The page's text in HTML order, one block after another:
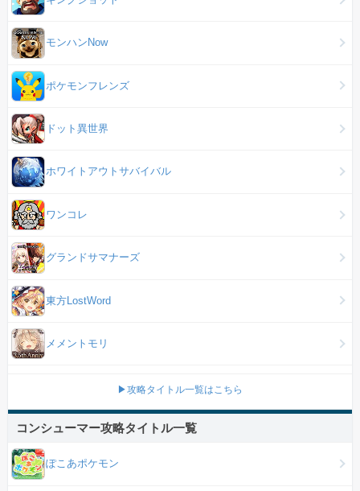
モンハンNow
ポケモンフレンズ
ドット異世界
ホワイトアウトサバイバル
ワンコレ
グランドサマナーズ
東方LostWord
メメントモリ
▶攻略タイトル一覧はこちら
コンシューマー攻略タイトル一覧
ぽこあポケモン